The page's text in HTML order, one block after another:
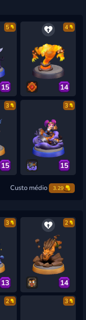
5
15
4
14
3
15
3
15
Custo médio 3.29
3
13
2
14
2 3